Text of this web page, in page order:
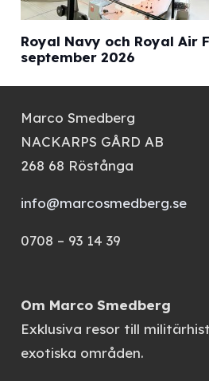
Royal Navy och Royal Air
september 2026
Marco Smedberg
NACKARPS GÅRD AB
268 68 Röstånga
info@marcosmedberg.se
0708 – 93 14 39
Om Marco Smedberg
Exklusiva resor till
exotiska områden.